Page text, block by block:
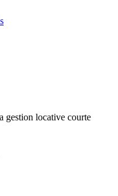
gestion locative courte